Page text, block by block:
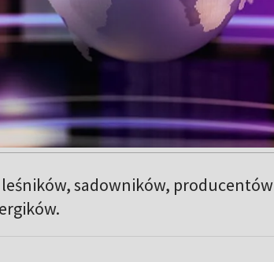
sadowników, producentów